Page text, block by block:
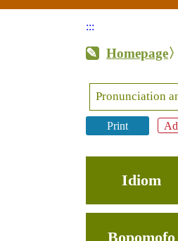
:::
Homepage
Pronunciation
Print
Idiom
Bopomofo